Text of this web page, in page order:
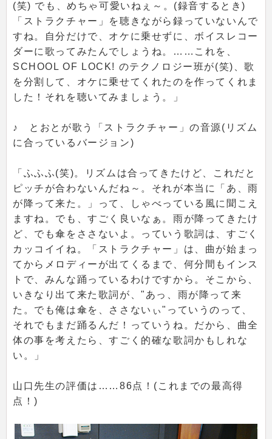
(笑) でも、めちゃ可愛いねぇ～。(録音するとき)
「ストラクチャー」を聴きながら録っていないんで
すね。自分だけで、オケに乗せずに、ボイスレコー
ダーに歌ってみたんでしょうね。……これを、
SCHOOL OF LOCK! のテクノロジー班が(笑)、歌
を分割して、オケに乗せてくれたのを作ってくれま
した！それを聴いてみましょう。」
♪ とおとが歌う「ストラクチャー」の音源(リズム
に合っているバージョン)
「ふふふ(笑)。リズムは合ってきたけど、これだと
ピッチが合わないんだね～。それが本当に「あ、雨
が降って来た。」って、しゃべっている風に聞こえ
ますね。でも、すごく良いなぁ。雨が降ってきたけ
ど、でも傘をささないよ。っていう歌詞は、すごく
カッコイイね。「ストラクチャー」は、曲が始まっ
てからメロディーが出てくるまで、何分間もインス
トで、みんな踊っているわけですから。そこから、
いきなり出て来た歌詞が、"あっ、雨が降って来
た。でも俺は傘を、ささないぃ"っていうのって、
それでもまだ踊るんだ！っていうね。だから、曲全
体の事を考えたら、すごく的確な歌詞かもしれな
い。」
山口先生の評価は……86点！(これまでの最高得
点！)